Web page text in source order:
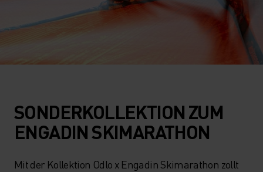
SONDERKOLLEKTION ZUM
ENGADIN SKIMARATHON
Mit der Kollektion Odlo x Engadin Skimarathon zollt